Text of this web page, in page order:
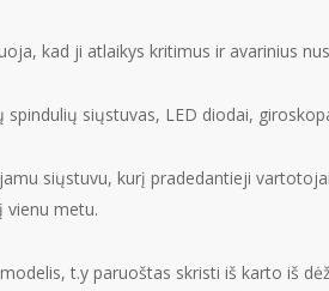
kad ji atlaikys kritimus ir avarinius
siųstuvas, LED diodai,
siųstuvu, kurį pradedantieji
vienu metu.
t.y paruoštas skristi iš karto iš